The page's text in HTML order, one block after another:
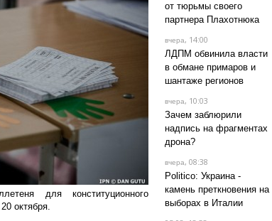
для конституционного
октября.
от тюрьмы своего
партнера Плахотнюка
вчера, 14:00
ЛДПМ обвинила власти
в обмане примаров и
шантаже регионов
вчера, 10:03
Зачем заблюрили
надпись на фрагментах
дрона?
вчера, 08:38
Politico: Украина -
камень преткновения на
выборах в Италии